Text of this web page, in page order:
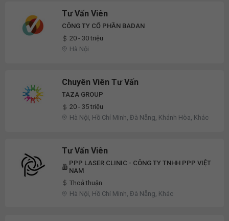
Tư Vấn Viên
CÔNG TY CỔ PHẦN BADAN
20 - 30 triệu
Hà Nội
Chuyên Viên Tư Vấn
TAZA GROUP
20 - 35 triệu
Hà Nội, Hồ Chí Minh, Đà Nẵng, Khánh Hòa, Khác
Tư Vấn Viên
PPP LASER CLINIC - CÔNG TY TNHH PPP VIỆT
NAM
Thoả thuận
Hà Nội, Hồ Chí Minh, Đà Nẵng, Khác